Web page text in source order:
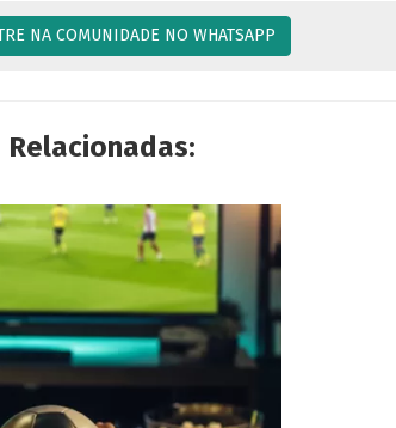
NA COMUNIDADE NO WHATSAPP